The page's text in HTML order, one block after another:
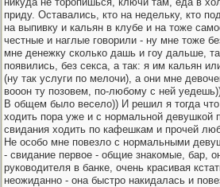
приду. Оставались, кто на недельку, кто
на выпивку и кальян в клубе и на тоже
честные и наглые говорили - ну мне тоже
мне денежку сколько дашь и гоу дальше,
появились, без секса, а так: я им кальян
(ну так услуги по мелочи), а они мне
вооон ту позовем, по-любому с ней
В общем было весело)) И решил я тогда
ходить пора уже и с нормальной девушкой
свидания ходить по кафешкам и прочей
Не особо мне повезло с нормальными
- свидание первое - общие знакомые, бар,
руководителя в банке, очень красивая
неожиданно - она быстро накидалась и